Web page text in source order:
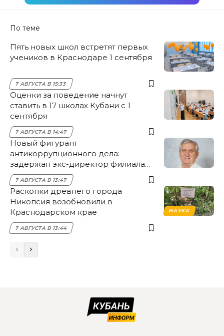
По теме
Пять новых школ встретят первых
учеников в Краснодаре 1 сентября
7 АВГУСТА В 15:33
Оценки за поведение начнут
ставить в 17 школах Кубани с 1
сентября
7 АВГУСТА В 14:47
Новый фигурант
антикоррупционного дела:
задержан экс-директор филиала
НЭСК Крымска
7 АВГУСТА В 13:47
НАУКА
Раскопки древнего города
Никопсия возобновили в
Краснодарском крае
7 АВГУСТА В 13:44